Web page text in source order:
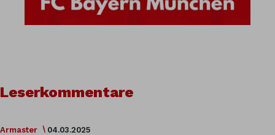
Leserkommentare
Armaster 04.03.2025